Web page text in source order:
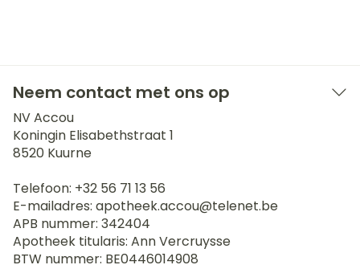
Neem contact met ons op
NV Accou
Koningin Elisabethstraat 1
8520 Kuurne
Telefoon: +32 56 71 13 56
E-mailadres: apotheek.accou@telenet.be
APB nummer: 342404
Apotheek titularis: Ann Vercruysse
BTW nummer: BE0446014908